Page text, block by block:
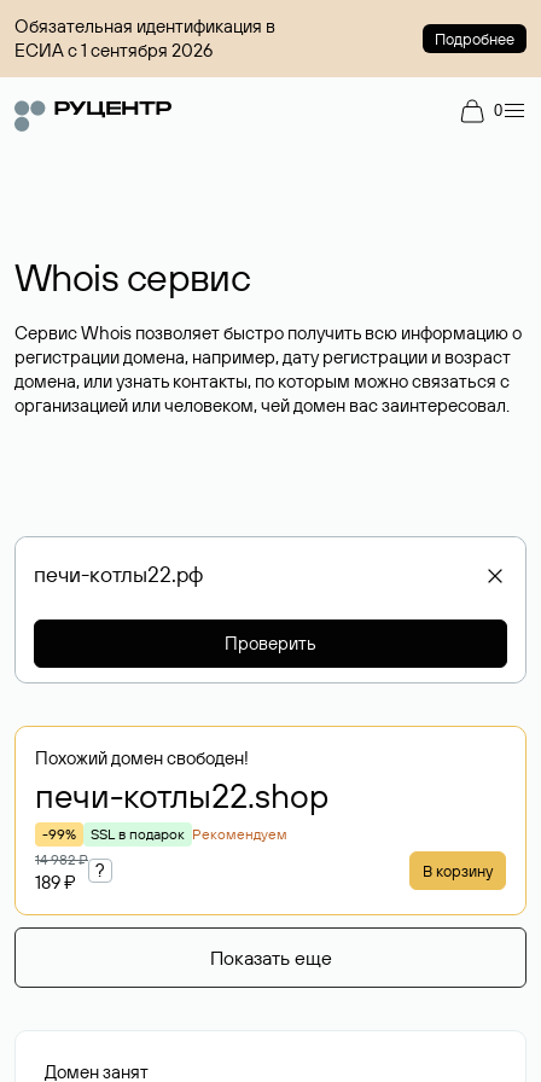
Обязательная идентификация в
ЕСИА с 1 сентября 2026
Подробнее
0
Whois сервис
Сервис Whois позволяет быстро получить всю информацию о
регистрации домена, например, дату регистрации и возраст
домена, или узнать контакты, по которым можно связаться с
организацией или человеком, чей домен вас заинтересовал.
Проверить
Похожий домен свободен!
печи-котлы22.shop
-99% SSL в подарок Рекомендуем
14 982 ₽
189 ₽
? В корзину
Показать еще
Домен занят